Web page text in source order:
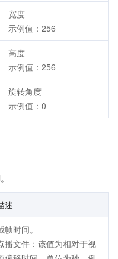
宽度
示例值：256
高度
示例值：256
旋转角度
示例值：0
述
帧时间。
播文件：该值为相对于视